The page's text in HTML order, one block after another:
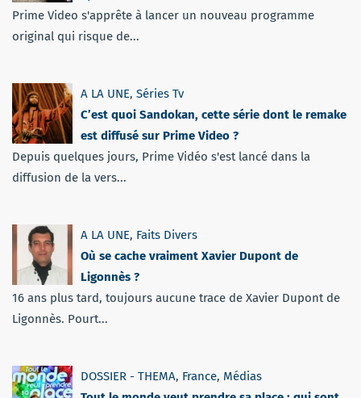
Prime Video s'apprête à lancer un nouveau programme
original qui risque de...
A LA UNE, Séries Tv
C’est quoi Sandokan, cette série dont le remake
est diffusé sur Prime Video ?
Depuis quelques jours, Prime Vidéo s'est lancé dans la
diffusion de la vers...
A LA UNE, Faits Divers
Où se cache vraiment Xavier Dupont de
Ligonnès ?
16 ans plus tard, toujours aucune trace de Xavier Dupont de
Ligonnès. Pourt...
DOSSIER - THEMA, France, Médias